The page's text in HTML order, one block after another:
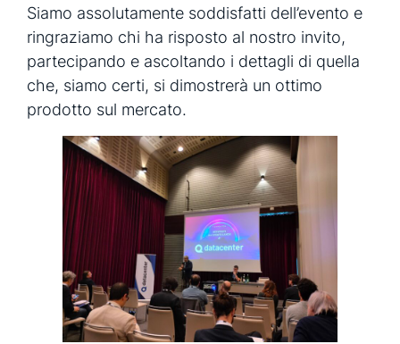
Siamo assolutamente soddisfatti dell’evento e
ringraziamo chi ha risposto al nostro invito,
partecipando e ascoltando i dettagli di quella
che, siamo certi, si dimostrerà un ottimo
prodotto sul mercato.